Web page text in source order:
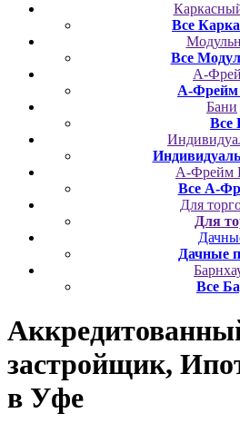
Все
Все
А-
А-Фрейм
Бани
Все
А-Фрейм
Все А-
Для
Для
Дачные
Все
застройщик,
в Уфе